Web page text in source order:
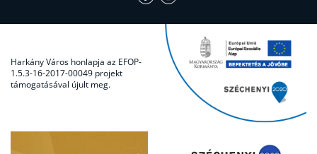
Harkány Város honlapja az EFOP-
1.5.3-16-2017-00049 projekt
támogatásával újult meg.